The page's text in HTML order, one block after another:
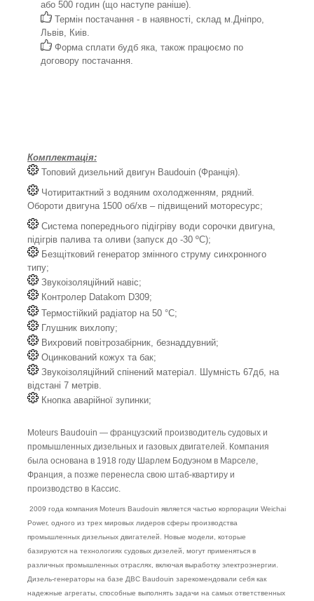
або 500 годин (що наступе раніше).
Термін постачання - в наявності, склад м.Дніпро,
Львів, Киів.
Форма сплати будб яка, також працюємо по
договору постачання.
Комплектація:
Топовий дизельний двигун Baudouin (Франція).
Чотиритактний з водяним охолодженням, рядний.
Обороти двигуна 1500 об/хв – підвищений моторесурс;
Система попереднього підігріву води сорочки двигуна,
підігрів палива та оливи (запуск до -30 ºС);
Безщітковий генератор змінного струму синхронного
типу;
Звукоізоляційний навіс;
Контролер Datakom D309;
Термостійкий радіатор на 50 °C;
Глушник вихлопу;
Вихровий повітрозабірник, безнаддувний;
Оцинкований кожух та бак;
Звукоізоляційний спінений матеріал. Шумність 67дб, на
відстані 7 метрів.
Кнопка аварійної зупинки;
Moteurs Baudouin — французский производитель судовых и
промышленных дизельных и газовых двигателей. Компания
была основана в 1918 году Шарлем Бодуэном в Марселе,
Франция, а позже перенесла свою штаб-квартиру и
производство в Кассис.
2009 года компания Moteurs Baudouin является частью корпорации Weichai
Power, одного из трех мировых лидеров сферы производства
промышленных дизельных двигателей. Новые модели, которые
базируются на технологиях судовых дизелей, могут применяться в
различных промышленных отраслях, включая выработку электроэнергии.
Дизель-генераторы на базе ДВС Baudouin зарекомендовали себя как
надежные агрегаты, способные выполнять задачи на самых ответственных